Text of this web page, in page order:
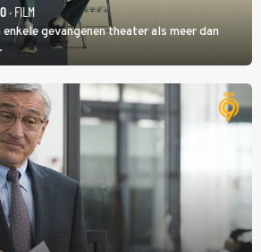
· FILM
enkele gevangenen theater als meer dan